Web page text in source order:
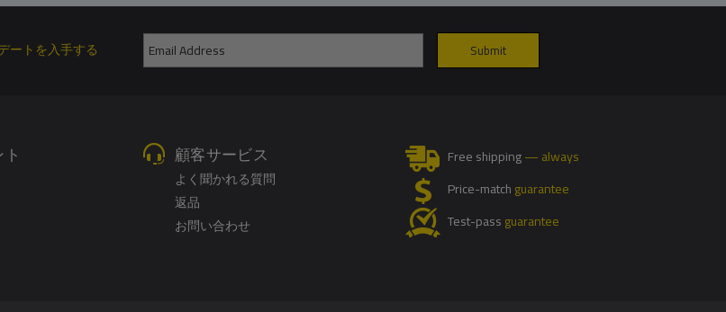
ートを入手する
顧客サービス
よく聞かれる質問
返品
お問い合わせ
Free shipping— always
Price-matchguarantee
Test-passguarantee